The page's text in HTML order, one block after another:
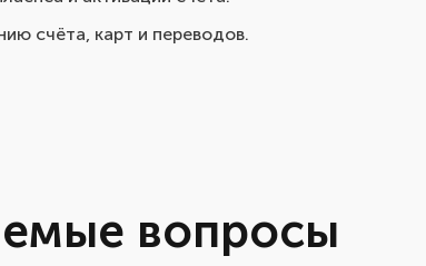
счёта, карт и переводов.
вопросы